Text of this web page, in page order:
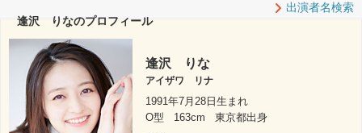
出演者名検索
逢沢 りなのプロフィール
逢沢 りな
アイザワ リナ
1991年7月28日生まれ
O型
163cm
東京都出身